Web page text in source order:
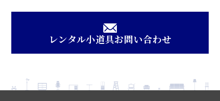
レンタル小道具お問い合わせ